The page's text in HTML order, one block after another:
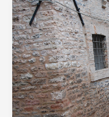
SPELLO|
€
170.000